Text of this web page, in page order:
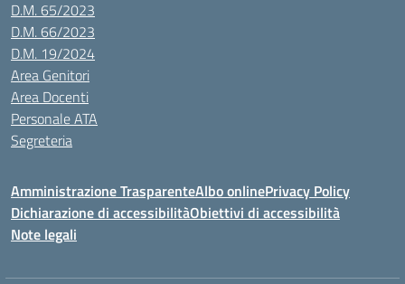
D.M. 65/2023
D.M. 66/2023
D.M. 19/2024
Area Genitori
Area Docenti
Personale ATA
Segreteria
Amministrazione TrasparenteAlbo onlinePrivacy Policy
Dichiarazione di accessibilitàObiettivi di accessibilità
Note legali